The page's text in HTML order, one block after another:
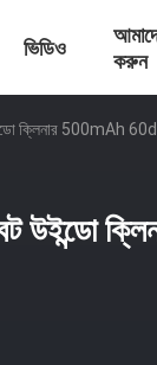
ভিডিও
করুন
ক্লিনার 500mAh
উইন্ডো